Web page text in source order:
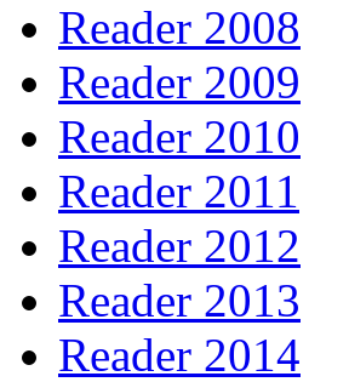
Reader 2008
Reader 2009
Reader 2010
Reader 2011
Reader 2012
Reader 2013
Reader 2014